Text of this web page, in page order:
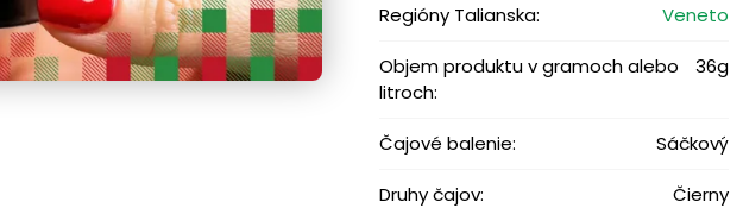
Regióny Talianska: Veneto
Objem produktu v gramoch alebo
litroch:
36g
Čajové balenie: Sáčkový
Druhy čajov: Čierny